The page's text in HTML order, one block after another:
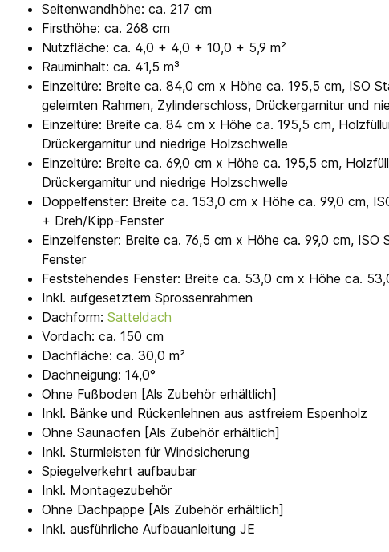
Seitenwandhöhe: ca. 217 cm
Firsthöhe: ca. 268 cm
Nutzfläche: ca. 4,0 + 4,0 + 10,0 + 5,9 m²
Rauminhalt: ca. 41,5 m³
Einzeltüre: Breite ca. 84,0 cm x Höhe ca. 195,5 cm, ISO
geleimten Rahmen, Zylinderschloss, Drückergarnitur und
Einzeltüre: Breite ca. 84 cm x Höhe ca. 195,5 cm,
Drückergarnitur und niedrige Holzschwelle
Einzeltüre: Breite ca. 69,0 cm x Höhe ca. 195,5 cm,
Drückergarnitur und niedrige Holzschwelle
Doppelfenster: Breite ca. 153,0 cm x Höhe ca. 99,0 cm,
+ Dreh/Kipp-Fenster
Einzelfenster: Breite ca. 76,5 cm x Höhe ca. 99,0 cm,
Fenster
Feststehendes Fenster: Breite ca. 53,0 cm x Höhe ca.
Inkl. aufgesetztem Sprossenrahmen
Dachform: Satteldach
Vordach: ca. 150 cm
Dachfläche: ca. 30,0 m²
Dachneigung: 14,0°
Ohne Fußboden [Als Zubehör erhältlich]
Inkl. Bänke und Rückenlehnen aus astfreiem Espenholz
Ohne Saunaofen [Als Zubehör erhältlich]
Inkl. Sturmleisten für Windsicherung
Spiegelverkehrt aufbaubar
Inkl. Montagezubehör
Ohne Dachpappe [Als Zubehör erhältlich]
Inkl. ausführliche Aufbauanleitung JE